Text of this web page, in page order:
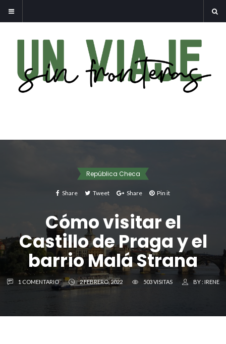
República Checa
Share Tweet Share Pin it
Cómo visitar el
Castillo de Praga y el
barrio Malá Strana
1 COMENTARIO 2 FEBRERO, 2022 503 VISITAS BY : IRENE